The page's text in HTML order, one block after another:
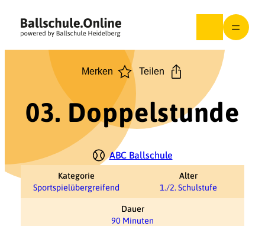
Inhalt
springen
Merken Teilen
03. Doppelstunde
ABC Ballschule
Kategorie
Sportspielübergreifend
Alter
1./2. Schulstufe
Dauer
90 Minuten